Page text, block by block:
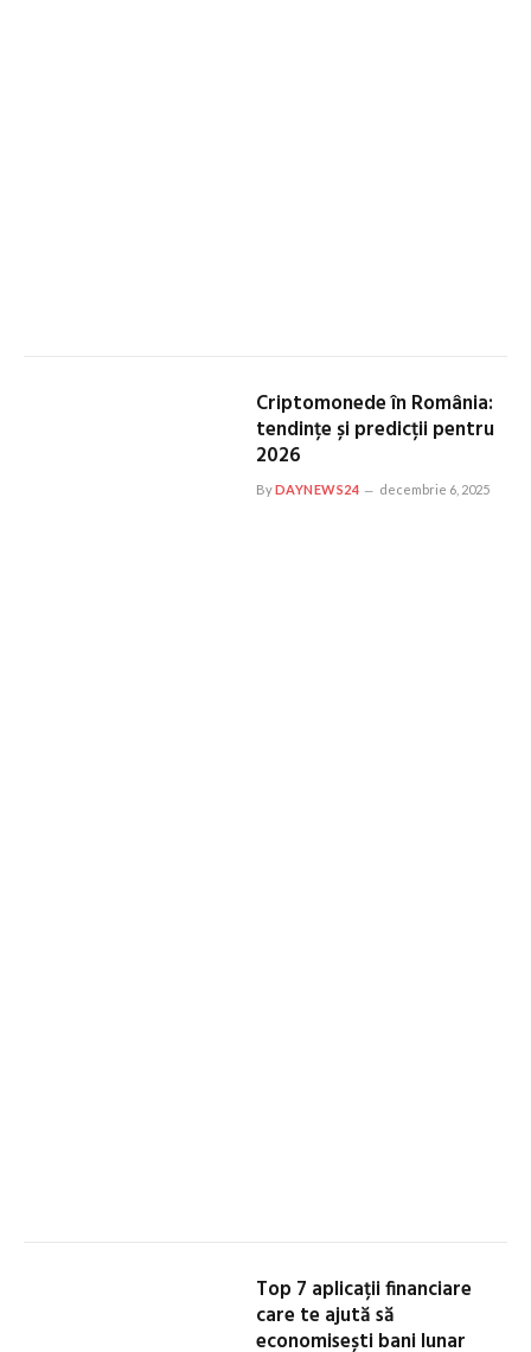
Criptomonede în România:
tendințe și predicții pentru
2026
ByDAYNEWS24 decembrie 6, 2025
Top 7 aplicații financiare
care te ajută să
economisești bani lunar